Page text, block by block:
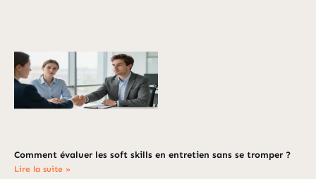
Comment évaluer les soft skills en entretien sans se tromper ?
Lire la suite »